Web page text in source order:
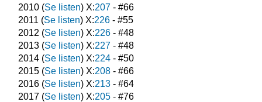
2010(Se listen) X:207- #66
2011 (Se listen) X:226- #55
2012 (Se listen) X:226- #48
2013(Se listen) X:227- #48
2014(Se listen) X:224- #50
2015(Se listen) X:208- #66
2016(Se listen) X:213- #64
2017(Se listen) X:205- #76